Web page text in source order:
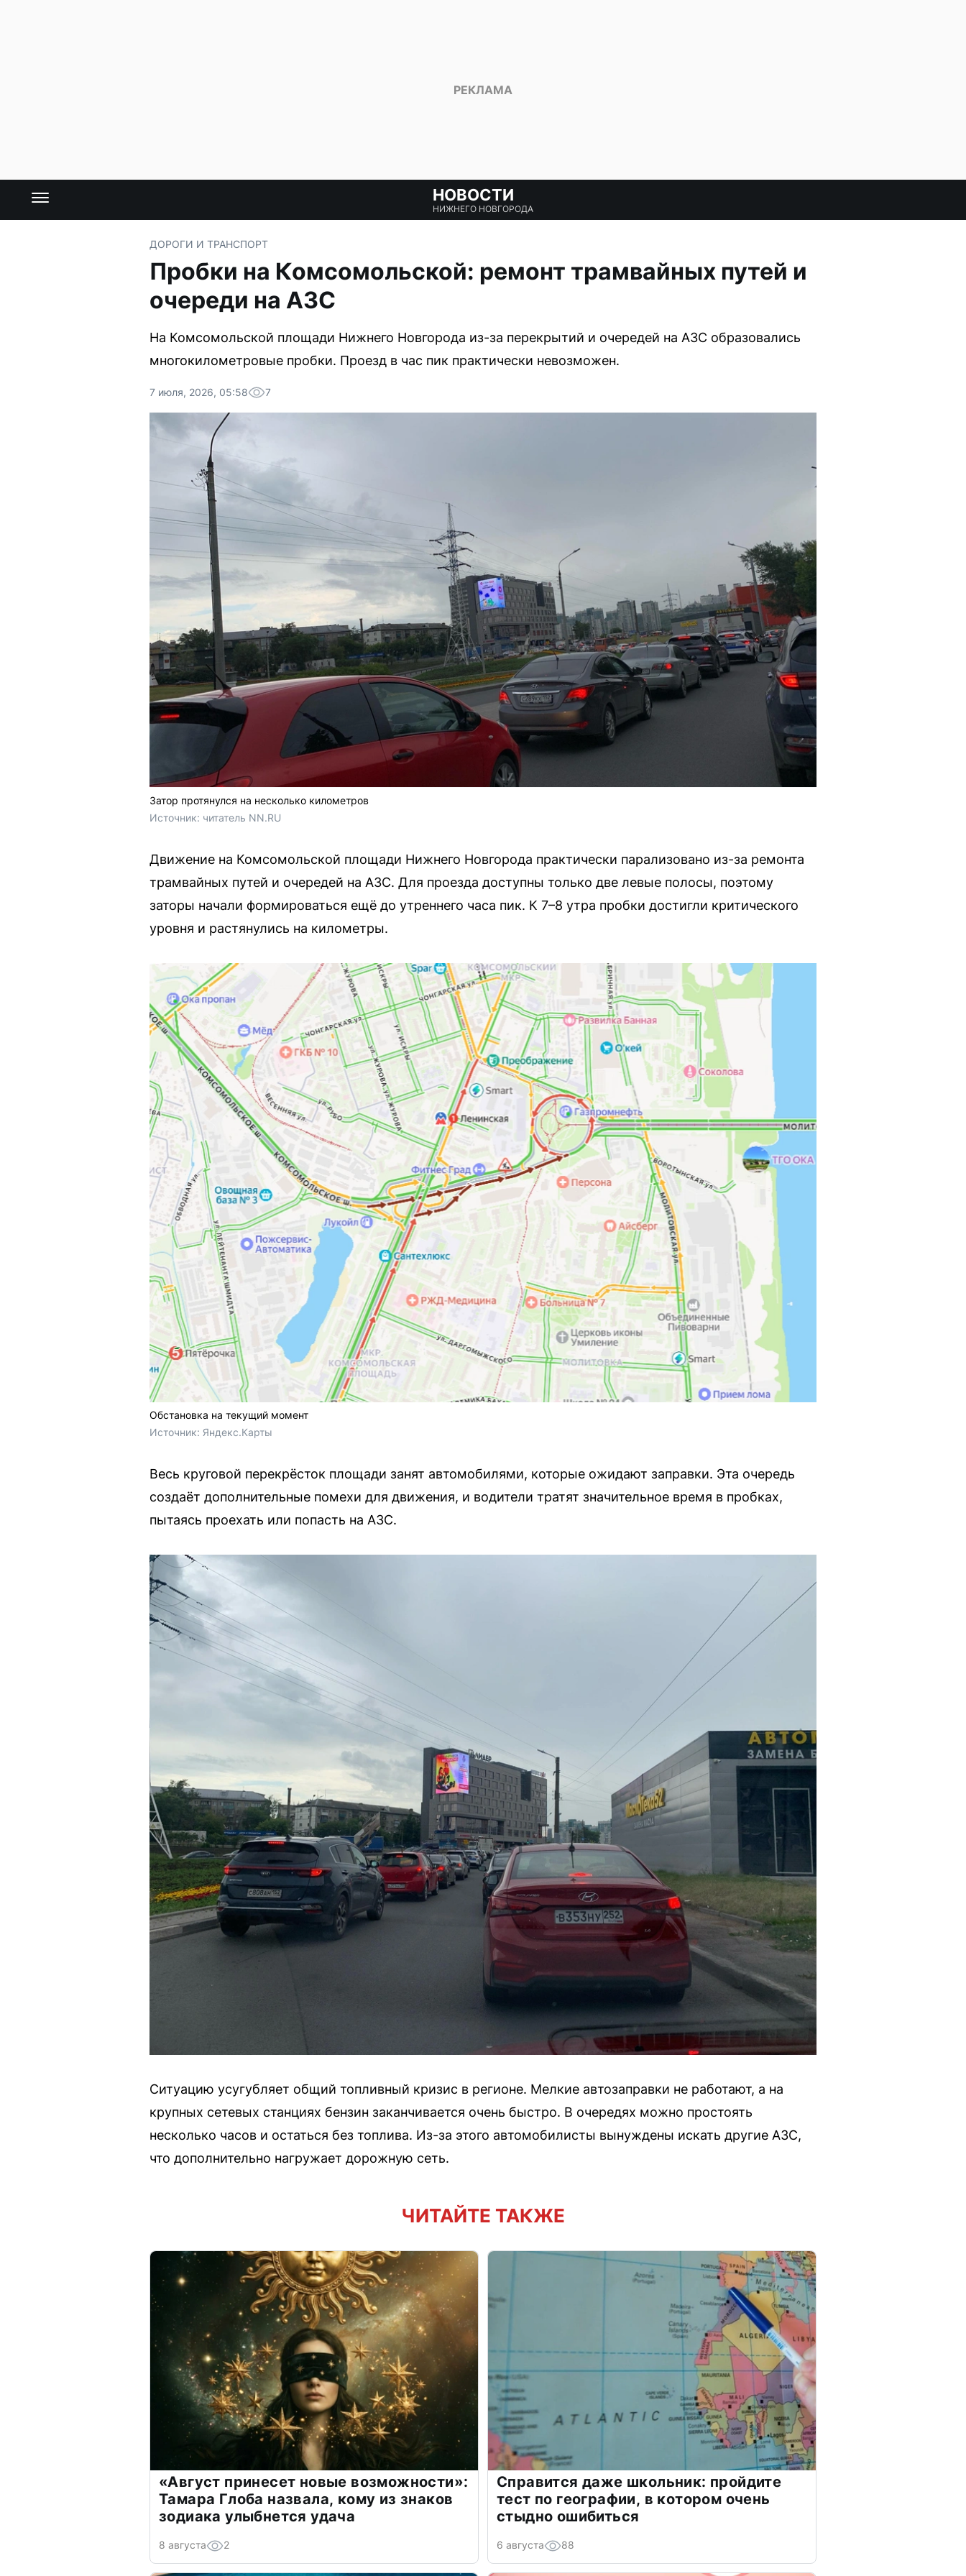
НОВОСТИ
НИЖНЕГО НОВГОРОДА
ДОРОГИ И ТРАНСПОРТ
Пробки на Комсомольской: ремонт трамвайных путей и
очереди на АЗС
На Комсомольской площади Нижнего Новгорода из-за перекрытий и очередей на АЗС образовались
многокилометровые пробки. Проезд в час пик практически невозможен.
7 июля, 2026, 05:58 7
Затор протянулся на несколько километров
Источник: читатель NN.RU
Движение на Комсомольской площади Нижнего Новгорода практически парализовано из-за ремонта
трамвайных путей и очередей на АЗС. Для проезда доступны только две левые полосы, поэтому
заторы начали формироваться ещё до утреннего часа пик. К 7–8 утра пробки достигли критического
уровня и растянулись на километры.
Обстановка на текущий момент
Источник: Яндекс.Карты
Весь круговой перекрёсток площади занят автомобилями, которые ожидают заправки. Эта очередь
создаёт дополнительные помехи для движения, и водители тратят значительное время в пробках,
пытаясь проехать или попасть на АЗС.
Ситуацию усугубляет общий топливный кризис в регионе. Мелкие автозаправки не работают, а на
крупных сетевых станциях бензин заканчивается очень быстро. В очередях можно простоять
несколько часов и остаться без топлива. Из-за этого автомобилисты вынуждены искать другие АЗС,
что дополнительно нагружает дорожную сеть.
ЧИТАЙТЕ ТАКЖЕ
«Август принесет новые возможности»:
Тамара Глоба назвала, кому из знаков
зодиака улыбнется удача
8 августа 2
Справится даже школьник: пройдите
тест по географии, в котором очень
стыдно ошибиться
6 августа 88